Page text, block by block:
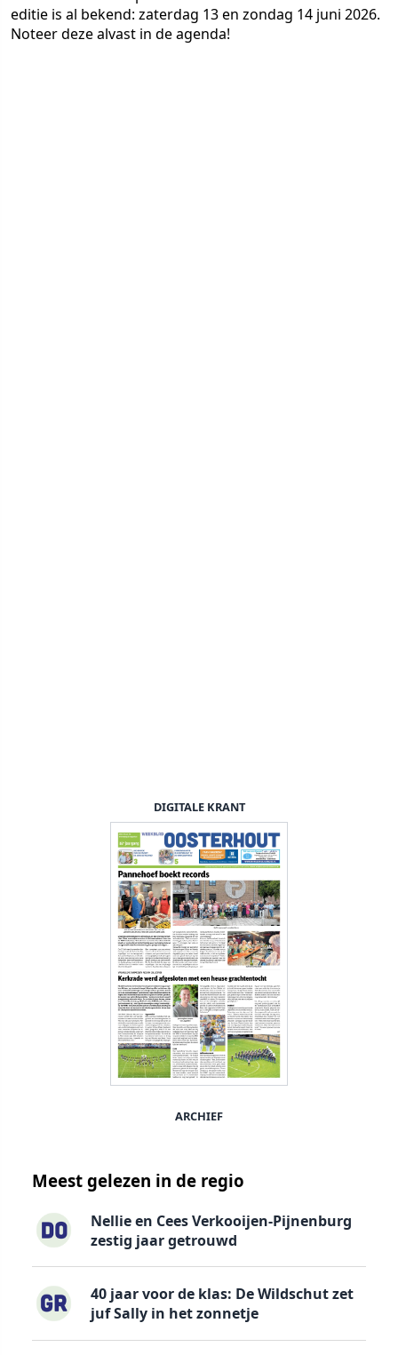
editie is al bekend: zaterdag 13 en zondag 14 juni 2026.
Noteer deze alvast in de agenda!
DIGITALE KRANT
ARCHIEF
Meest gelezen in de regio
Nellie en Cees Verkooijen-Pijnenburg
zestig jaar getrouwd
40 jaar voor de klas: De Wildschut zet
juf Sally in het zonnetje